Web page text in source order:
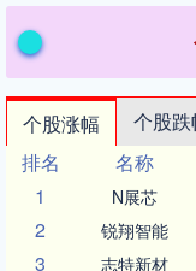
个股涨幅 个股跌
排名
名称
1
N展芯
2 锐翔智能
3 志特新材